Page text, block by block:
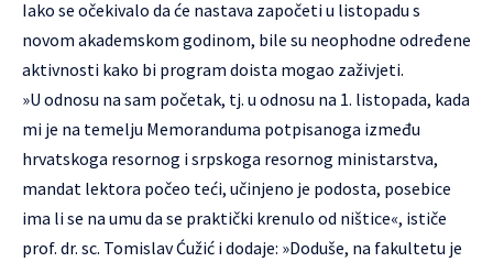
Iako se očekivalo da će nastava započeti u listopadu s
novom akademskom godinom, bile su neophodne određene
aktivnosti kako bi program doista mogao zaživjeti.
»U odnosu na sam početak, tj. u odnosu na 1. listopada, kada
mi je na temelju Memoranduma potpisanoga između
hrvatskoga resornog i srpskoga resornog ministarstva,
mandat lektora počeo teći, učinjeno je podosta, posebice
ima li se na umu da se praktički krenulo od ništice«, ističe
prof. dr. sc. Tomislav Ćužić i dodaje: »Doduše, na fakultetu je